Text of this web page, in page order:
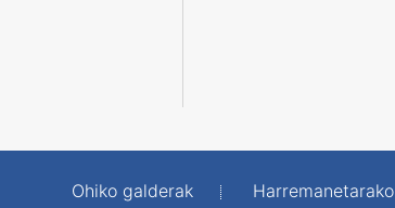
Ohiko galderak Harremanetarako